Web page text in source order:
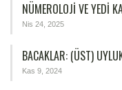
NÜMEROLOJİ VE YEDİ
Nis 24, 2025
BACAKLAR: (ÜST)
Kas 9, 2024